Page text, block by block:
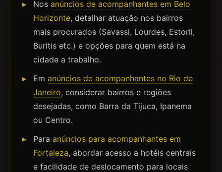
Nos anúncios de acompanhantes em Belo
Horizonte, detalhar atuação nos bairros
mais procurados (Savassi, Lourdes, Estoril,
Buritis etc.) e opções para quem está na
cidade a trabalho.
Em anúncios de acompanhantes no Rio de
Janeiro, considerar bairros e regiões
desejadas, como Barra da Tijuca, Ipanema
ou Centro.
Para anúncios para acompanhantes em
Fortaleza, abordar acesso a hotéis centrais
e facilidade de deslocamento para locais